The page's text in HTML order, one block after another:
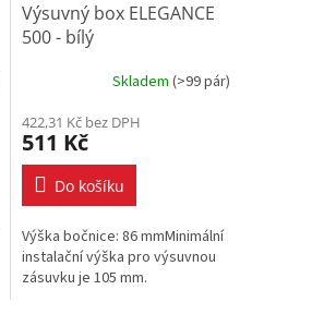
Výsuvný box ELEGANCE
500 - bílý
Skladem (>99 pár)
422,31 Kč bez DPH
511 Kč
Do košíku
Výška bočnice: 86 mmMinimální
instalační výška pro výsuvnou
zásuvku je 105 mm.